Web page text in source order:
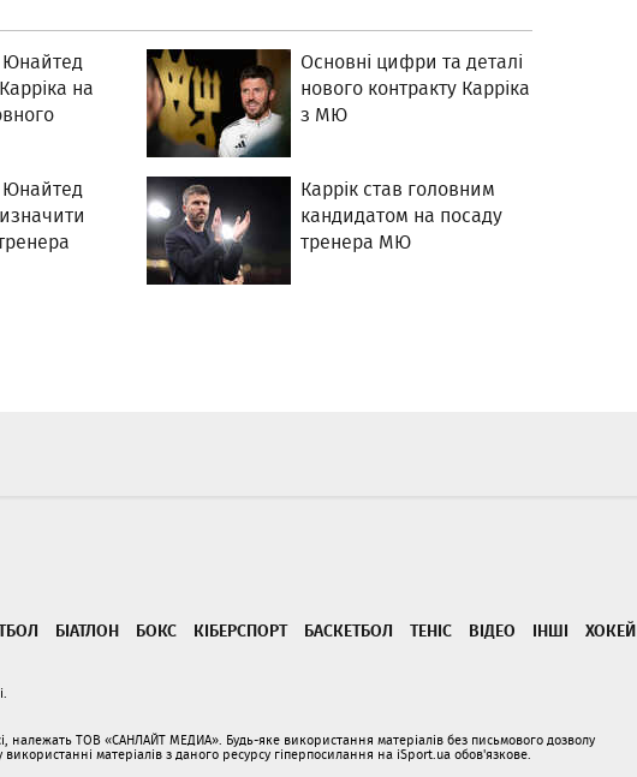
на
Основні цифри та деталі
нового контракту Карріка
з МЮ
Каррік став головним
кандидатом на посаду
тренера МЮ
БІАТЛОН БОКС КІБЕРСПОРТ БАСКЕТБОЛ ТЕНІС ВІДЕО ІНШІ ХОКЕЙ
належать ТОВ «САНЛАЙТ МЕДИА». Будь-яке використання матеріалів без письмового дозволу
матеріалів з даного ресурсу гіперпосилання на iSport.ua обов'язкове.